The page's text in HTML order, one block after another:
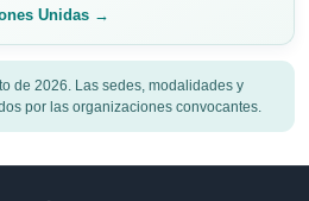
Unidas →
de 2026. Las sedes, modalidades y
por las organizaciones convocantes.